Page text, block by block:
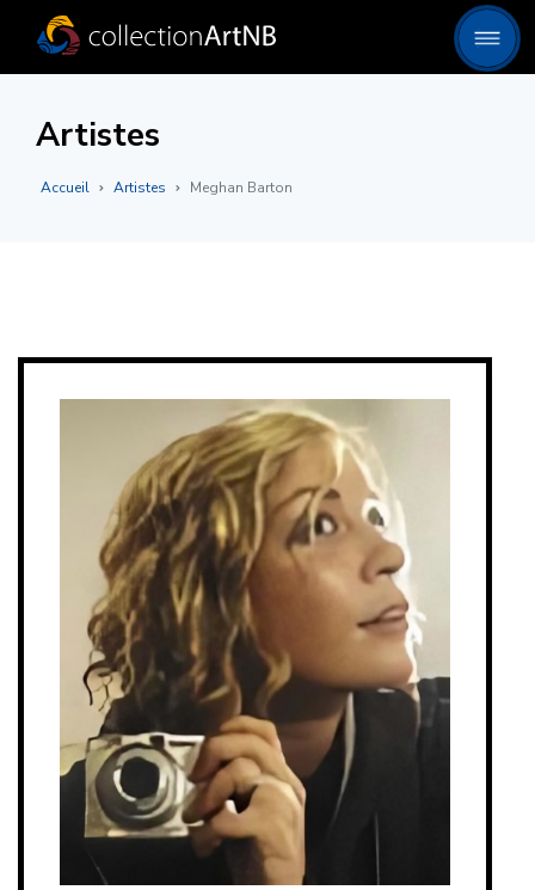
Artistes
Accueil Artistes Meghan Barton